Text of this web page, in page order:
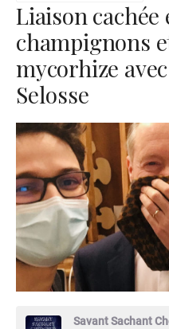
Liaison cachée
champignons
mycorhize
Selosse
Savant Sachant